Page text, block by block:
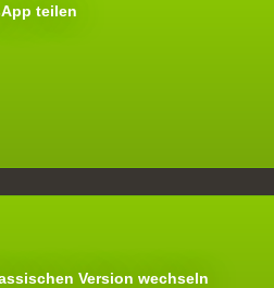
teilen
Version wechseln